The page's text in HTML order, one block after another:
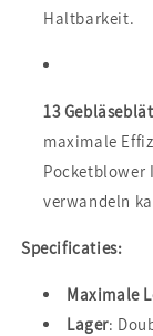
Haltbarkeit.
13
maximale
Pocketblower
verwandeln
Specificaties:
Maximale
Lager: